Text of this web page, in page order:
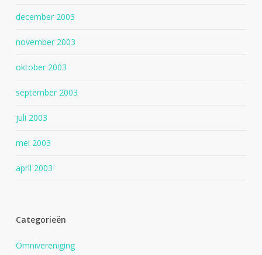
december 2003
november 2003
oktober 2003
september 2003
juli 2003
mei 2003
april 2003
Categorieën
Omnivereniging